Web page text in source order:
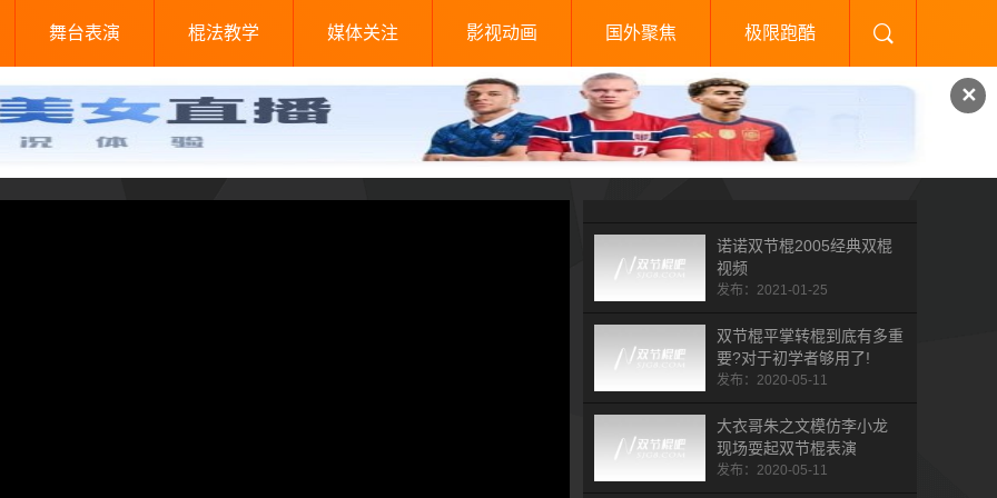
✕
舞台表演 棍法教学 媒体关注 影视动画 国外聚焦 极限跑酷
诺诺双节棍2005经典双棍
视频
发布：2021-01-25
双节棍平掌转棍到底有多重
要?对于初学者够用了!
发布：2020-05-11
大衣哥朱之文模仿李小龙
现场耍起双节棍表演
发布：2020-05-11